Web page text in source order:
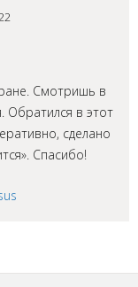
Смотришь в
Обратился в этот
сделано
Спасибо!